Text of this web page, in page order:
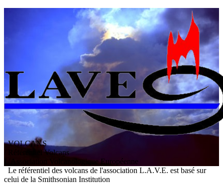
VOLCANS
/ Référentiel Volcans
ssociation V olcanologiqueEuropéenne
Le référentiel des volcans de l'association L.A.V.E. est basé sur
celui de la Smithsonian Institution